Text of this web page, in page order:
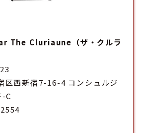
The Cluriaune（ザ・クルラ
区西新宿7-16-4 コンシュルジ
C